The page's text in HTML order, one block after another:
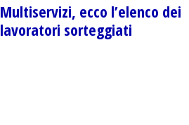
Multiservizi, ecco l’elenco dei
lavoratori sorteggiati